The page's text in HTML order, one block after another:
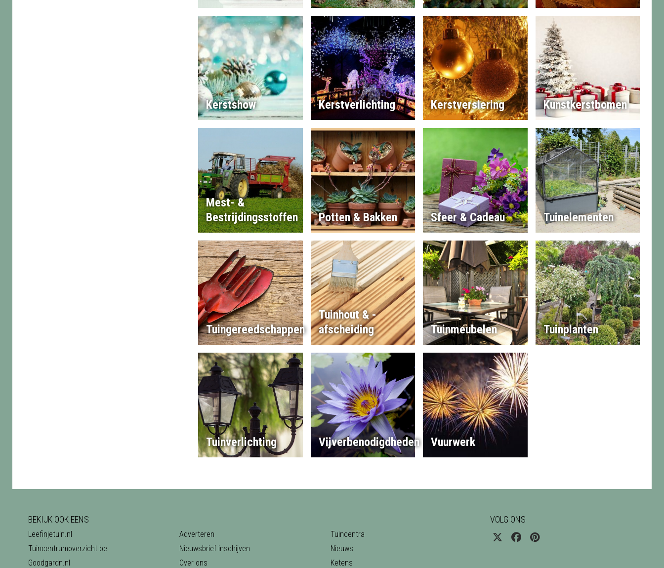
Kerstshow Kerstverlichting Kerstversiering Kunstkerstbomen
Mest- &
Bestrijdingsstoffen
Potten & Bakken Sfeer & Cadeau Tuinelementen
Tuingereedschappen
Tuinhout & -
afscheiding
Tuinmeubelen Tuinplanten
Tuinverlichting Vijverbenodigdheden Vuurwerk
BEKIJK OOK EENS
Leefinjetuin.nl
Tuincentrumoverzicht.be
Goodgardn.nl
Adverteren
Nieuwsbrief inschijven
Over ons
Tuincentra
Nieuws
Ketens
VOLG ONS